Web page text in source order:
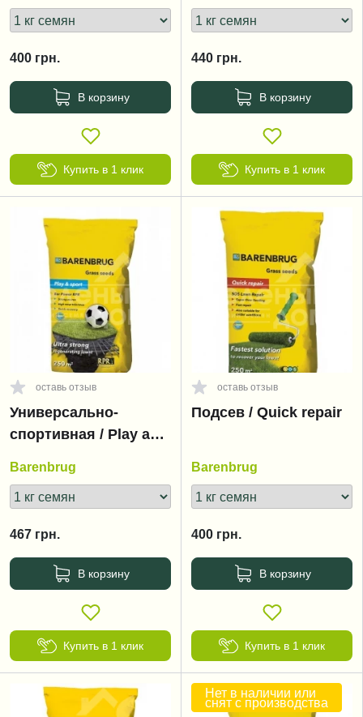
400 грн.
В корзину
Купить в 1 клик
440 грн.
В корзину
Купить в 1 клик
оставь отзыв
Универсально-
спортивная / Play and
Barenbrug
467 грн.
В корзину
Купить в 1 клик
оставь отзыв
Подсев / Quick repair
Barenbrug
400 грн.
В корзину
Купить в 1 клик
Нет в наличии или
снят с производства